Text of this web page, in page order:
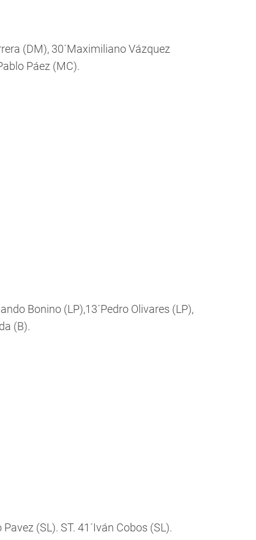
(DM), 30´Maximiliano Vázquez
Páez (MC).
Bonino (LP),13´Pedro Olivares (LP),
(B).
(SL). ST. 41´Iván Cobos (SL).